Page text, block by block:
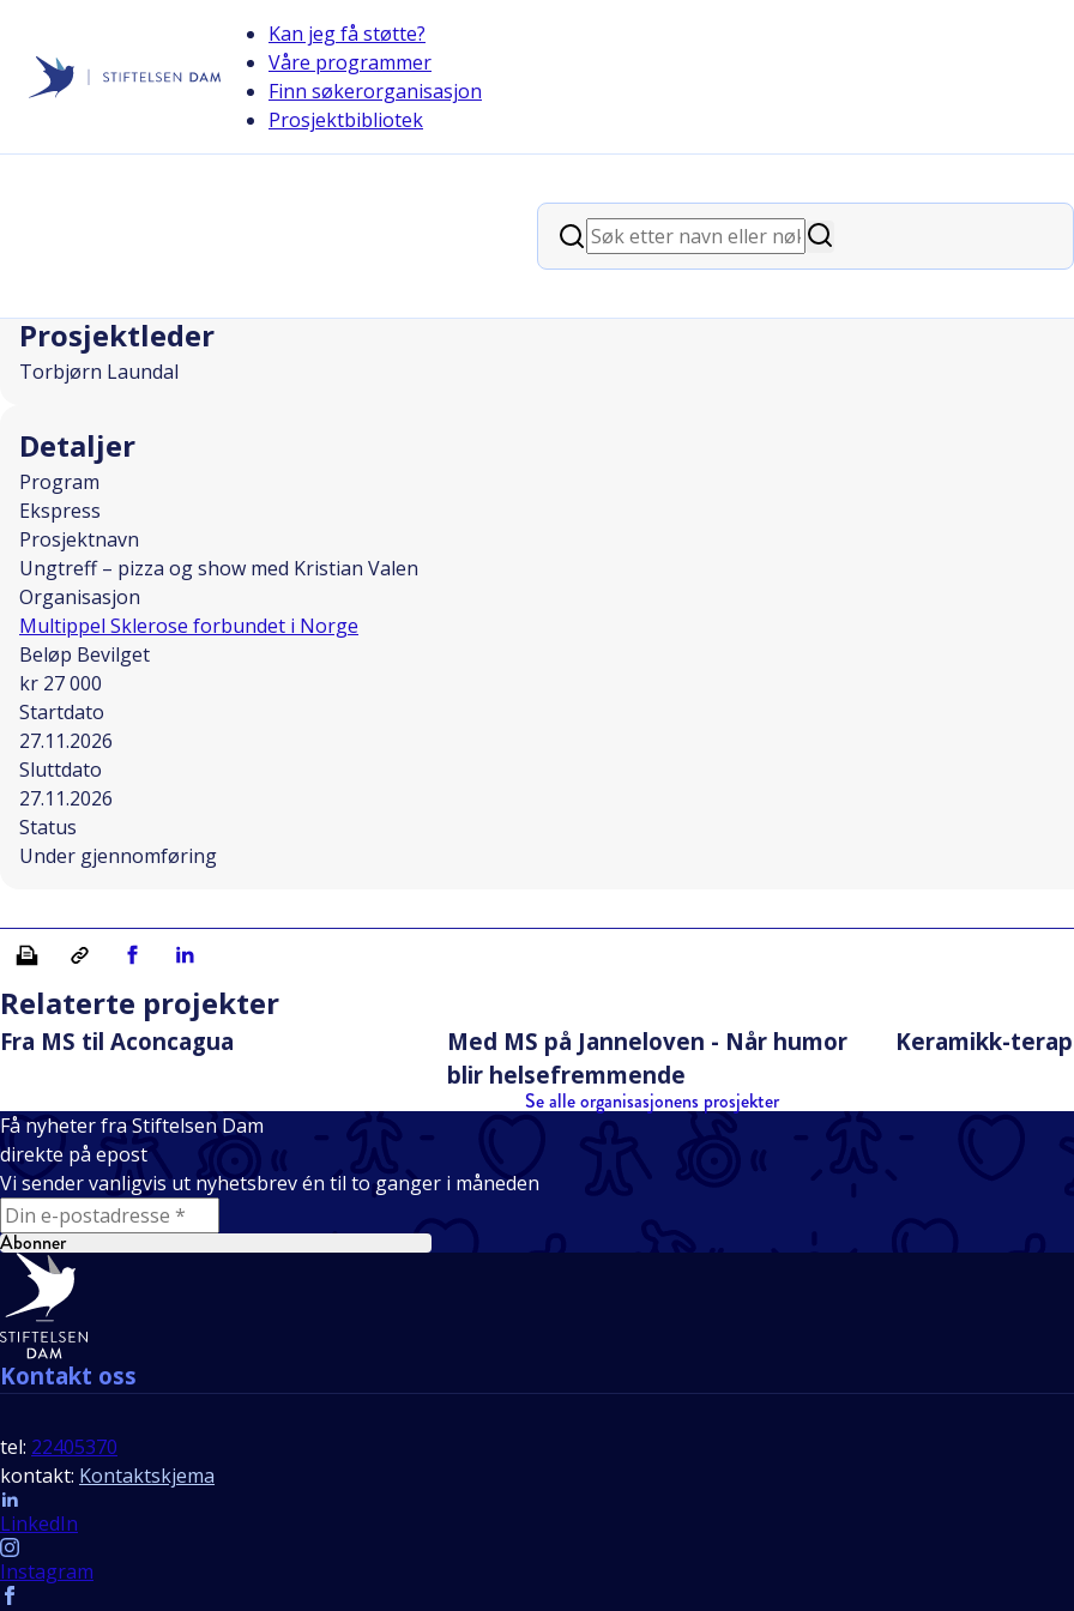
Kan jeg få støtte?
Våre programmer
Finn søkerorganisasjon
Prosjektbibliotek
Søk
Søk
Prosjektleder
Torbjørn Laundal
Detaljer
Program
Ekspress
Prosjektnavn
Ungtreff – pizza og show med Kristian Valen
Organisasjon
Multippel Sklerose forbundet i Norge
Beløp Bevilget
kr 27 000
Startdato
27.11.2026
Sluttdato
27.11.2026
Status
Under gjennomføring
Skriv ut Kopiera länkDel på Facebook
Del på Linkedin
Relaterte projekter
Fra MS til Aconcagua
Med MS på Janneloven - Når humor
blir helsefremmende
Keramikk-
Se alle organisasjonens prosjekter
Få nyheter fra Stiftelsen Dam
direkte på epost
Vi sender vanligvis ut nyhetsbrev én til to ganger i måneden
E-mail
Abonner
Bunntekst
Kontakt oss
tel: 22405370
kontakt: Kontaktskjema
Follow us
LinkedIn
Instagram